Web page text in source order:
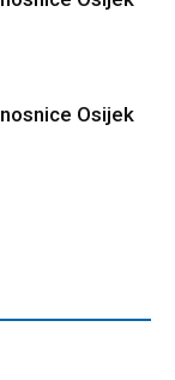
Osijek